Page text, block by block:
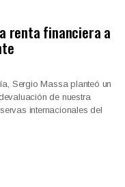
renta financiera a
Sergio Massa planteó un
de nuestra
internacionales del